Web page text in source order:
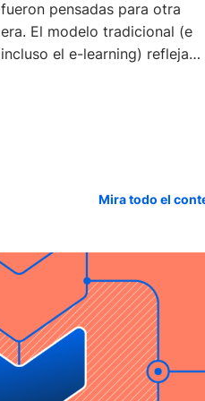
fueron pensadas para otra
era. El modelo tradicional (e
incluso el e-learning) refleja
Mira todo el